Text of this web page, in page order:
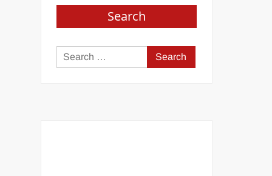
Search
Search
for: